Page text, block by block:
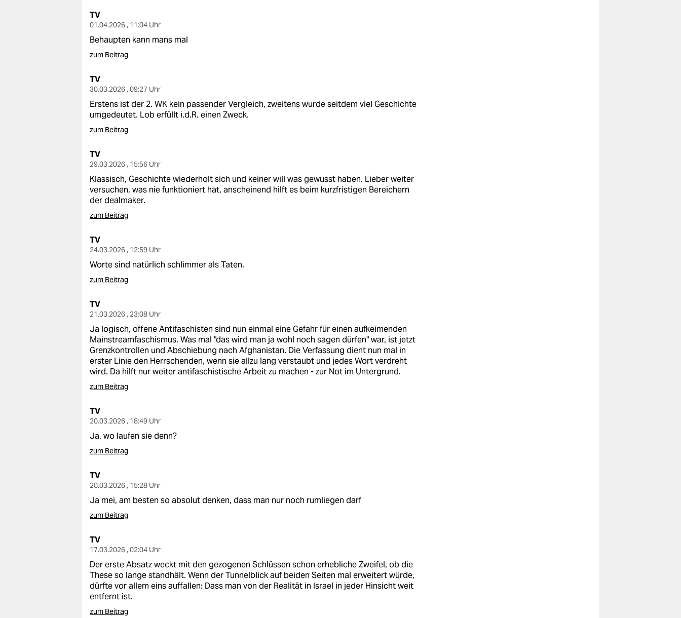
TV
01.04.2026 , 11:04 Uhr
Behaupten kann mans mal
zum Beitrag
TV
30.03.2026 , 09:27 Uhr
Erstens ist der 2. WK kein passender Vergleich, zweitens wurde seitdem viel Geschichte
umgedeutet. Lob erfüllt i.d.R. einen Zweck.
zum Beitrag
TV
29.03.2026 , 15:56 Uhr
Klassisch, Geschichte wiederholt sich und keiner will was gewusst haben. Lieber weiter
versuchen, was nie funktioniert hat, anscheinend hilft es beim kurzfristigen Bereichern
der dealmaker.
zum Beitrag
TV
24.03.2026 , 12:59 Uhr
Worte sind natürlich schlimmer als Taten.
zum Beitrag
TV
21.03.2026 , 23:08 Uhr
Ja logisch, offene Antifaschisten sind nun einmal eine Gefahr für einen aufkeimenden
Mainstreamfaschismus. Was mal "das wird man ja wohl noch sagen dürfen" war, ist jetzt
Grenzkontrollen und Abschiebung nach Afghanistan. Die Verfassung dient nun mal in
erster Linie den Herrschenden, wenn sie allzu lang verstaubt und jedes Wort verdreht
wird. Da hilft nur weiter antifaschistische Arbeit zu machen - zur Not im Untergrund.
zum Beitrag
TV
20.03.2026 , 18:49 Uhr
Ja, wo laufen sie denn?
zum Beitrag
TV
20.03.2026 , 15:28 Uhr
Ja mei, am besten so absolut denken, dass man nur noch rumliegen darf
zum Beitrag
TV
17.03.2026 , 02:04 Uhr
Der erste Absatz weckt mit den gezogenen Schlüssen schon erhebliche Zweifel, ob die
These so lange standhält. Wenn der Tunnelblick auf beiden Seiten mal erweitert würde,
dürfte vor allem eins auffallen: Dass man von der Realität in Israel in jeder Hinsicht weit
entfernt ist.
zum Beitrag